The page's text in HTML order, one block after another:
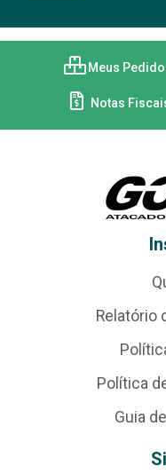
Meus
Notas
Relatório
Política
Guia